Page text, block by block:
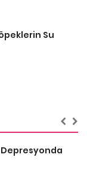
Su
Depresyonda